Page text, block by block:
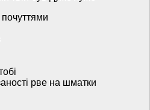
рве на шматки